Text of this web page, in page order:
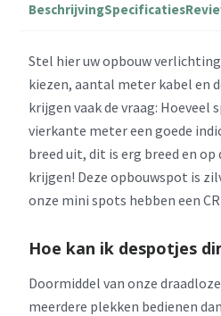
BeschrijvingSpecificaties
Stel hier uw opbouw
kiezen, aantal meter kabel en
krijgen vaak de vraag:
vierkante meter een goede
breed uit, dit is erg breed en
krijgen! Deze opbouwspot is
onze mini spots hebben een
Hoe kan ik despotjes
Doormiddel van onze
meerdere plekken bedienen